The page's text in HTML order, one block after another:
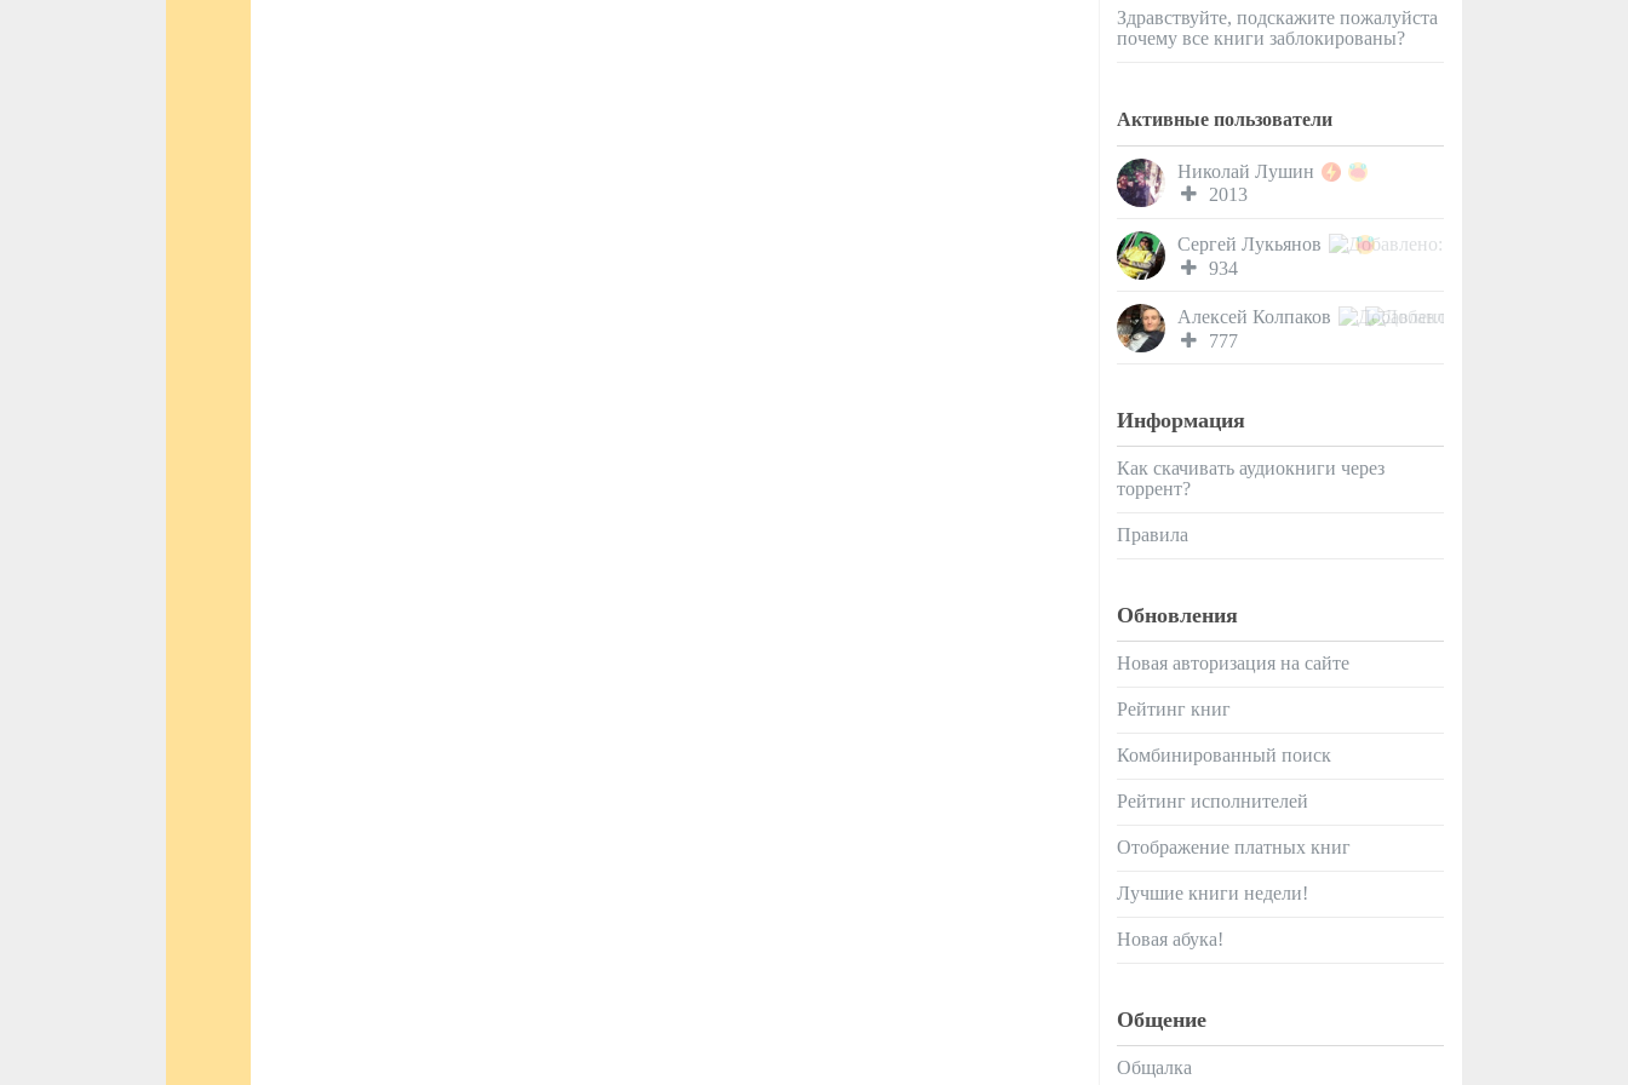
Здравствуйте, подскажите пожалуйста
почему все книги заблокированы?
Активные пользователи
Николай Лушин
2013
Сергей Лукьянов
934
Алексей Колпаков
777
Информация
Как скачивать аудиокниги через
торрент?
Правила
Обновления
Новая авторизация на сайте
Рейтинг книг
Комбинированный поиск
Рейтинг исполнителей
Отображение платных книг
Лучшие книги недели!
Новая абука!
Общение
Общалка